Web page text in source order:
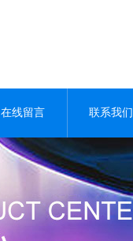
在线留言 联系我们